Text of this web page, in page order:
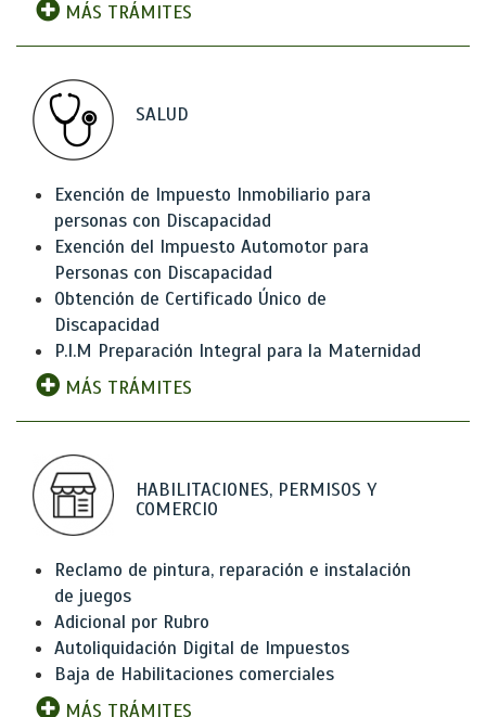
MÁS TRÁMITES
SALUD
Exención de Impuesto Inmobiliario para
personas con Discapacidad
Exención del Impuesto Automotor para
Personas con Discapacidad
Obtención de Certificado Único de
Discapacidad
P.I.M Preparación Integral para la Maternidad
MÁS TRÁMITES
HABILITACIONES, PERMISOS Y
COMERCIO
Reclamo de pintura, reparación e instalación
de juegos
Adicional por Rubro
Autoliquidación Digital de Impuestos
Baja de Habilitaciones comerciales
MÁS TRÁMITES